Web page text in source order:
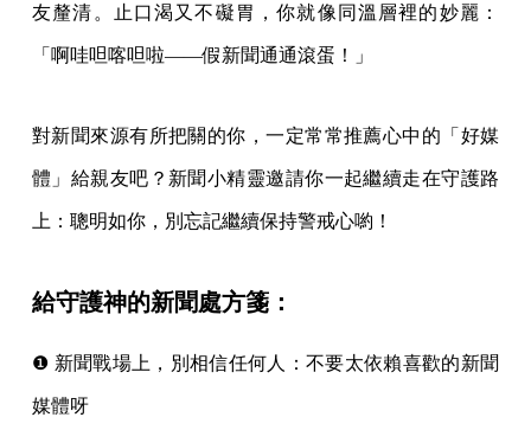
友釐清。止口渴又不礙胃，你就像同溫層裡的妙麗：
「啊哇呾喀呾啦——假新聞通通滾蛋！」
對新聞來源有所把關的你，一定常常推薦心中的「好媒
體」給親友吧？新聞小精靈邀請你一起繼續走在守護路
上：聰明如你，別忘記繼續保持警戒心喲！
給守護神的新聞處方箋：
❶ 新聞戰場上，別相信任何人：不要太依賴喜歡的新聞
媒體呀